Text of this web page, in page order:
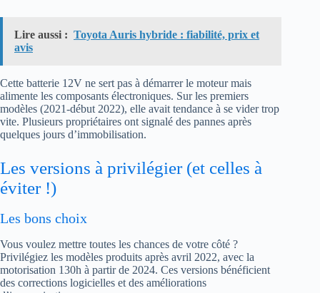
Lire aussi : Toyota Auris hybride : fiabilité, prix et
avis
Cette batterie 12V ne sert pas à démarrer le moteur mais
alimente les composants électroniques. Sur les premiers
modèles (2021-début 2022), elle avait tendance à se vider trop
vite. Plusieurs propriétaires ont signalé des pannes après
quelques jours d’immobilisation.
Les versions à privilégier (et celles à
éviter !)
Les bons choix
Vous voulez mettre toutes les chances de votre côté ?
Privilégiez les modèles produits après avril 2022, avec la
motorisation 130h à partir de 2024. Ces versions bénéficient
des corrections logicielles et des améliorations